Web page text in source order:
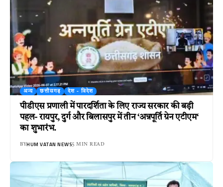
अन्य छत्तीसगढ़ देश - विदेश
पीडीएस प्रणाली में पारदर्शिता के लिए राज्य सरकार की बड़ी
पहल- रायपुर, दुर्ग और बिलासपुर में तीन ‘अन्नपूर्ति ग्रेन एटीएम‘
का शुभारंभ.
BYHUM VATAN NEWS5 MIN READ